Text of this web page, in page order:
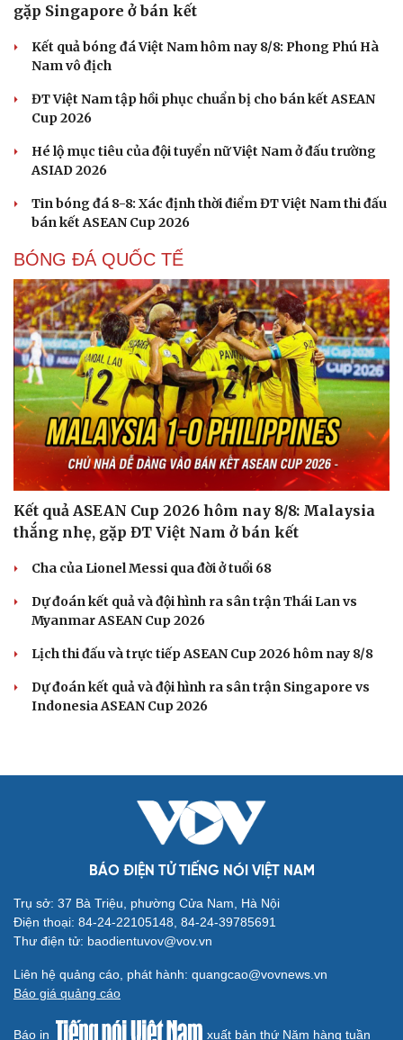
Cải chính
gặp Singapore ở bán kết
Kết quả bóng đá Việt Nam hôm nay 8/8: Phong Phú Hà
Nam vô địch
ĐT Việt Nam tập hồi phục chuẩn bị cho bán kết ASEAN
Cup 2026
Hé lộ mục tiêu của đội tuyển nữ Việt Nam ở đấu trường
ASIAD 2026
Tin bóng đá 8-8: Xác định thời điểm ĐT Việt Nam thi đấu
bán kết ASEAN Cup 2026
BÓNG ĐÁ QUỐC TẾ
Kết quả ASEAN Cup 2026 hôm nay 8/8: Malaysia
thắng nhẹ, gặp ĐT Việt Nam ở bán kết
Cha của Lionel Messi qua đời ở tuổi 68
Dự đoán kết quả và đội hình ra sân trận Thái Lan vs
Myanmar ASEAN Cup 2026
Lịch thi đấu và trực tiếp ASEAN Cup 2026 hôm nay 8/8
Dự đoán kết quả và đội hình ra sân trận Singapore vs
Indonesia ASEAN Cup 2026
BÁO ĐIỆN TỬ TIẾNG NÓI VIỆT NAM
Trụ sở: 37 Bà Triệu, phường Cửa Nam, Hà Nội
Điện thoại: 84-24-22105148, 84-24-39785691
Thư điện tử: baodientuvov@vov.vn
Liên hệ quảng cáo, phát hành: quangcao@vovnews.vn
Báo giá quảng cáo
Báo in xuất bản thứ Năm hàng tuần